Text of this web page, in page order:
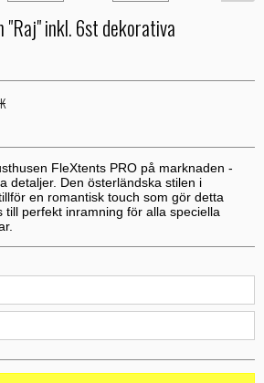
"Raj" inkl. 6st dekorativa
FleXtents PRO på marknaden -
detaljer. Den österländska stilen i
en romantisk touch som gör detta
till perfekt inramning för alla speciella